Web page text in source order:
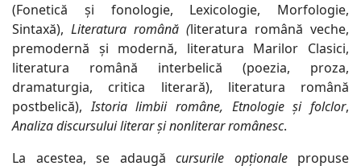
(Fonetică și fonologie, Lexicologie, Morfologie,
Sintaxă), Literatura română (literatura română veche,
premodernă și modernă, literatura Marilor Clasici,
literatura română interbelică (poezia, proza,
dramaturgia, critica literară), literatura română
postbelică),Istoria limbii române, Etnologie și folclor,
Analiza discursului literar și nonliterar românesc.
La acestea, se adaugă cursurile opționalepropuse